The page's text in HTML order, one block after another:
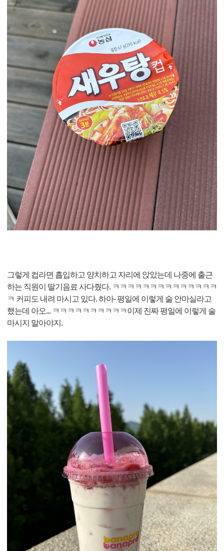
그렇게 컵라면 흡입하고 양치하고 자리에 앉았는데 나중에 출근
하는 직원이 딸기음료 사다줬다. ㅋㅋㅋㅋㅋㅋㅋㅋㅋㅋㅋㅋㅋㅋ
ㅋ 커피도 내려 마시고 있다. 하아- 평일에 이렇게 술 안마실라고
했는데 아오... ㅋㅋㅋㅋㅋㅋㅋㅋㅋㅋ이제 진짜 평일에 이렇게 술
마시지 말아야지.